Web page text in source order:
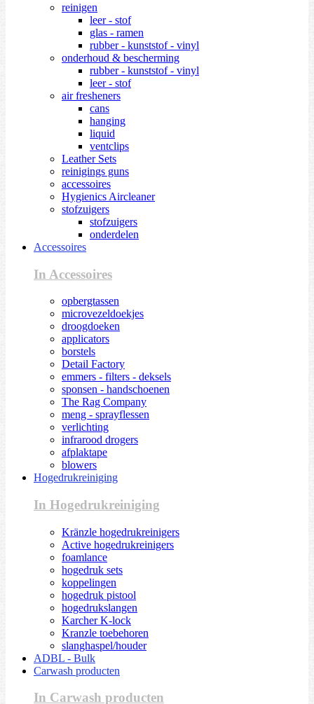
reinigen
leer - stof
glas - ramen
rubber - kunststof - vinyl
onderhoud & bescherming
rubber - kunststof - vinyl
leer - stof
air fresheners
cans
hanging
liquid
ventclips
Leather Sets
reinigings guns
accessoires
Hygienics Aircleaner
stofzuigers
stofzuigers
onderdelen
Accessoires
In Accessoires
opbergtassen
microvezeldoekjes
droogdoeken
applicators
borstels
Detail Factory
emmers - filters - deksels
sponsen - handschoenen
The Rag Company
meng - sprayflessen
verlichting
infrarood drogers
afplaktape
blowers
Hogedrukreiniging
In Hogedrukreiniging
Kränzle hogedrukreinigers
Active hogedrukreinigers
foamlance
hogedruk sets
koppelingen
hogedruk pistool
hogedrukslangen
Karcher K-lock
Kranzle toebehoren
slanghaspel/houder
ADBL - Bulk
Carwash producten
In Carwash producten